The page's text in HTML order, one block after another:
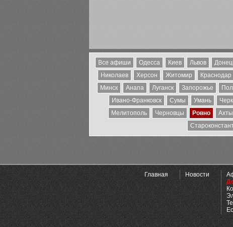
Все афиши Одесса Киев Львов
Николаев
Херсон Житомир Краснодар
Минск
Анапа Луганск Запорожье
Ивано-Франковск
Сумы Умань
Мелитополь
Черновцы Ровно
Главная Новости